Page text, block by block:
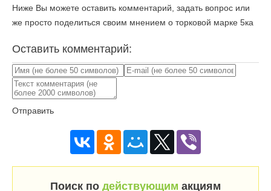
Ниже Вы можете оставить комментарий, задать вопрос или
же просто поделиться своим мнением о торковой марке 5ка
Оставить комментарий:
Отправить
Поиск по действующим акциям